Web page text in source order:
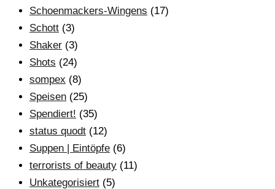
Schoenmackers-Wingens (17)
Schott (3)
Shaker (3)
Shots (24)
sompex (8)
Speisen (25)
Spendiert! (35)
status quodt (12)
Suppen | Eintöpfe (6)
terrorists of beauty (11)
Unkategorisiert (5)